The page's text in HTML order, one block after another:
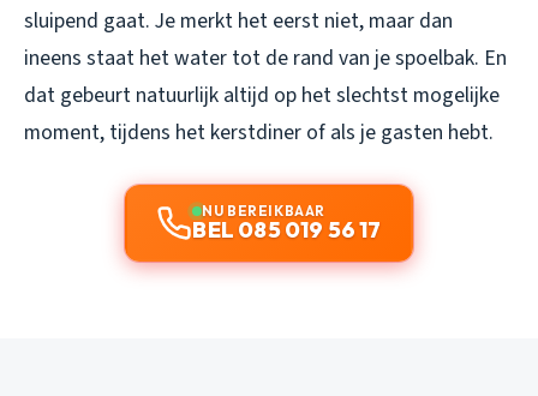
sluipend gaat. Je merkt het eerst niet, maar dan
ineens staat het water tot de rand van je spoelbak. En
dat gebeurt natuurlijk altijd op het slechtst mogelijke
moment, tijdens het kerstdiner of als je gasten hebt.
NU BEREIKBAAR
BEL 085 019 56 17